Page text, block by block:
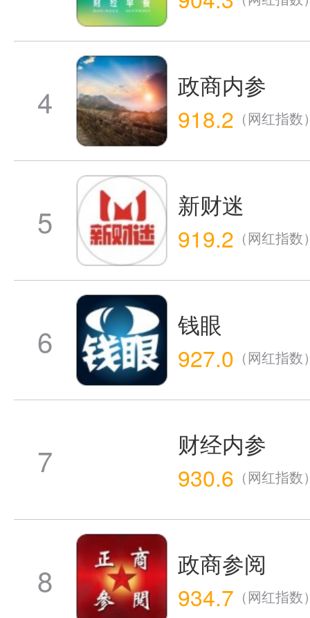
4
政商内参
918.2 （网红指数
5
新财迷
919.2 （网红指数
6
钱眼
927.0 （网红指数
7
财经内参
930.6 （网红指数
8
政商参阅
934.7 （网红指数